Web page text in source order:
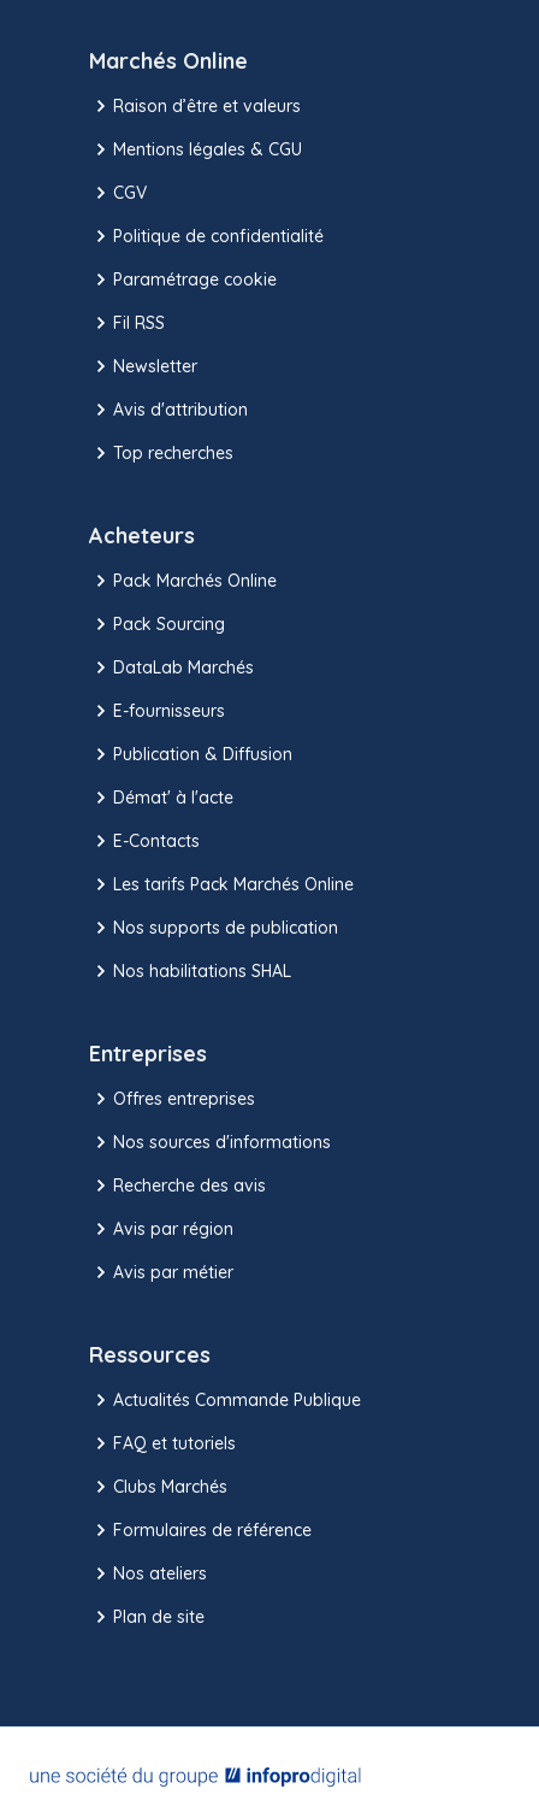
Marchés Online
Raison d’être et valeurs
Mentions légales & CGU
CGV
Politique de confidentialité
Paramétrage cookie
Fil RSS
Newsletter
Avis d'attribution
Top recherches
Acheteurs
Pack Marchés Online
Pack Sourcing
DataLab Marchés
E-fournisseurs
Publication & Diffusion
Démat' à l'acte
E-Contacts
Les tarifs Pack Marchés Online
Nos supports de publication
Nos habilitations SHAL
Entreprises
Offres entreprises
Nos sources d'informations
Recherche des avis
Avis par région
Avis par métier
Ressources
Actualités Commande Publique
FAQ et tutoriels
Clubs Marchés
Formulaires de référence
Nos ateliers
Plan de site